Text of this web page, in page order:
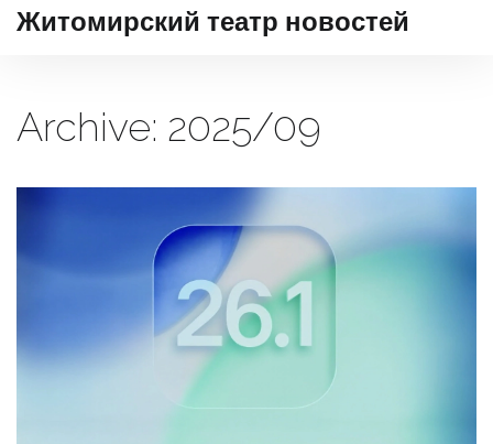
Житомирский театр новостей
Archive: 2025/09